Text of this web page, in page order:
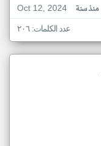
Oct 12, 2024
منذ سنة
عدد الكلمات: ٢٠٦